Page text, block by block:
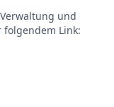
und
folgendem Link: